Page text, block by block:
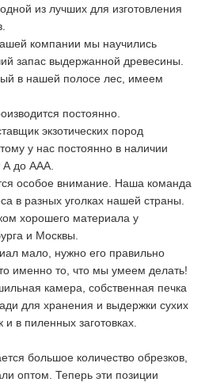
из лучших для изготовления
компании мы научились
запас выдержанной древесины.
в нашей полосе лес, имеем
постоянно.
экзотических пород
у нас постоянно в наличии
А до ААА.
особое внимание. Наша команда
в разных уголках нашей страны.
хорошего материала у
и Москвы.
мало, нужно его правильно
именно то, что мы умеем делать!
камера, собственная печка
для хранения и выдержки сухих
и в пиленных заготовках.
большое количество обрезков,
оптом. Теперь эти позиции